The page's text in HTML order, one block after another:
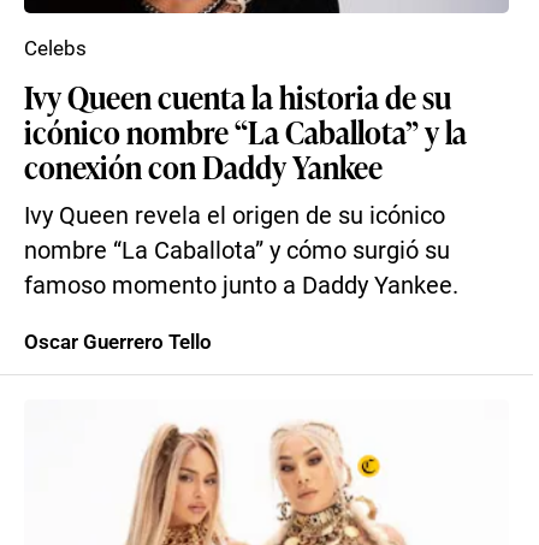
Ivy Queen cuenta la historia de su
icónico nombre “La Caballota” y la
conexión con Daddy Yankee
Ivy Queen revela el origen de su icónico
nombre “La Caballota” y cómo surgió su
famoso momento junto a Daddy Yankee.
Celebs
Oscar Guerrero Tello